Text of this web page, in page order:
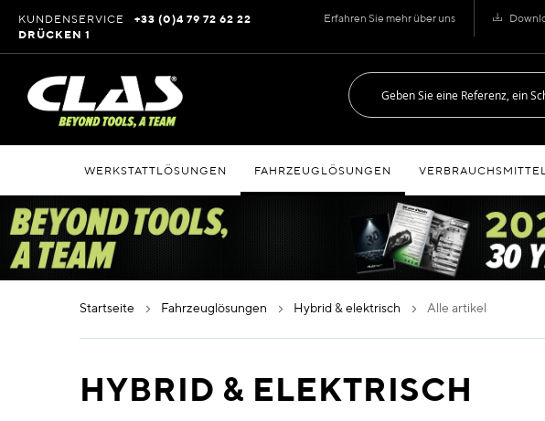
Erfahren Sie mehr über uns
Inhalt
springen
KUNDENSERVICE
+33 (0)4 79 72 62 22
DRÜCKEN 1
WERKSTATTLÖSUNGEN FAHRZEUGLÖSUNGEN
startseite fahrzeuglösungen hybrid & elektrisch alle artikel
HYBRID & ELEKTRISCH